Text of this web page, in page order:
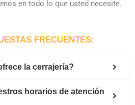
en todo lo que usted necesite.
FRECUENTES:
la cerrajería?
horarios de atención